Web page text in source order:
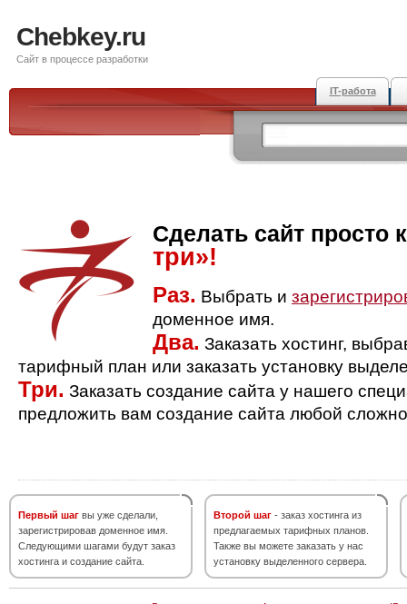
Chebkey.ru
Сайт в процессе разработки
IT-работа
Сделать сайт просто
три»!
Раз. Выбрать и
доменное имя.
Два. Заказать хостинг,
тарифный план или заказать установку
Три. Заказать создание сайта у нашего
предложить вам создание сайта любой
Первый шаг вы уже сделали,
зарегистрировав доменное имя.
Следующими шагами будут заказ
хостинга и создание сайта.
Второй шаг - заказ хостинга из
предлагаемых тарифных планов.
Также вы можете заказать у нас
установку выделенного сервера.